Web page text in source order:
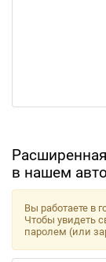
в нашем
Вы работаете в
Чтобы увидеть
паролем (или